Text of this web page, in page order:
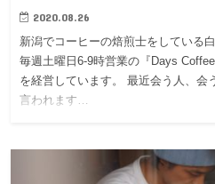
2020.08.26
新潟でコーヒーの焙煎士をしている
毎週土曜日6-9時営業の『Days
を経営しています。 最近会う人、会
言われます…